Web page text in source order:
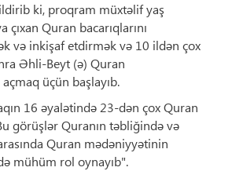
ki, proqram müxtəlif yaş
çıxan Quran bacarıqlarını
və inkişaf etdirmək və 10 ildən çox
Əhli-Beyt (ə) Quran
üçün başlayıb.
16 əyalətində 23-dən çox Quran
görüşlər Quranın təbliğində və
Quran mədəniyyətinin
mühüm rol oynayıb".